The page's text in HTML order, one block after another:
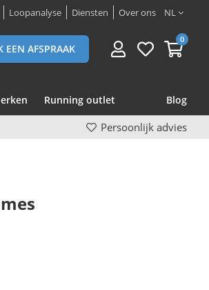
Loopanalyse Diensten Over ons NL
EEN AFSPRAAK
0
Running outlet Blog
Persoonlijk advies